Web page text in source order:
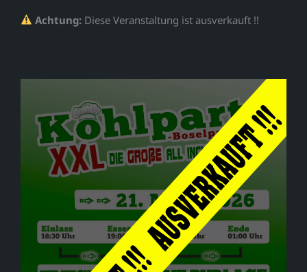
Achtung: Diese Veranstaltung ist ausverkauft !!